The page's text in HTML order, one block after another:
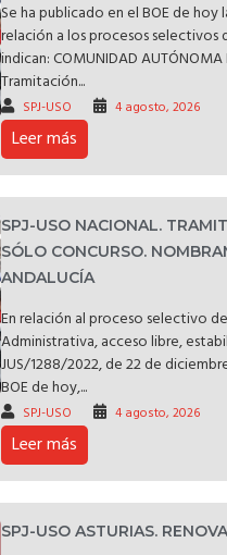
Se ha publicado en el BOE de
relación a los procesos
indican: COMUNIDAD
Tramitación...
SPJ-USO 4 agosto, 2026
Leer más
SPJ-USO NACIONAL.
SÓLO CONCURSO.
ANDALUCÍA
En relación al proceso selectivo
Administrativa, acceso libre,
JUS/1288/2022, de 22 de
BOE de hoy,...
SPJ-USO 4 agosto, 2026
Leer más
SPJ-USO ASTURIAS.